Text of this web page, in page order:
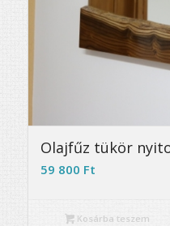
Olajfűz tükör
59 800 Ft
Kosárba teszem